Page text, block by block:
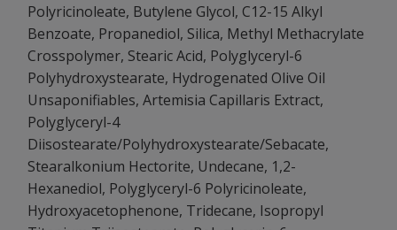
Polyricinoleate, Butylene Glycol, C12-15 Alkyl
Benzoate, Propanediol, Silica, Methyl Methacrylate
Crosspolymer, Stearic Acid, Polyglyceryl-6
Polyhydroxystearate, Hydrogenated Olive Oil
Unsaponifiables, Artemisia Capillaris Extract,
Polyglyceryl-4
Diisostearate/Polyhydroxystearate/Sebacate,
Stearalkonium Hectorite, Undecane, 1,2-
Hexanediol, Polyglyceryl-6 Polyricinoleate,
Hydroxyacetophenone, Tridecane, Isopropyl